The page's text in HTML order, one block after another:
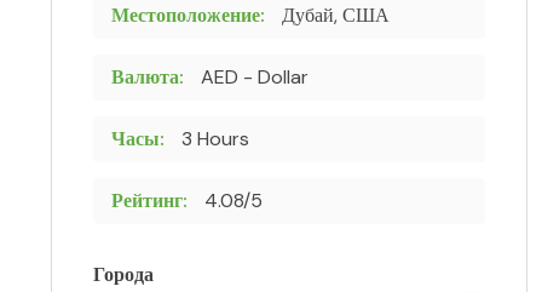
Местоположение: Дубай, США
Валюта: AED - Dollar
Часы: 3 Hours
Рейтинг: 4.08/5
Города